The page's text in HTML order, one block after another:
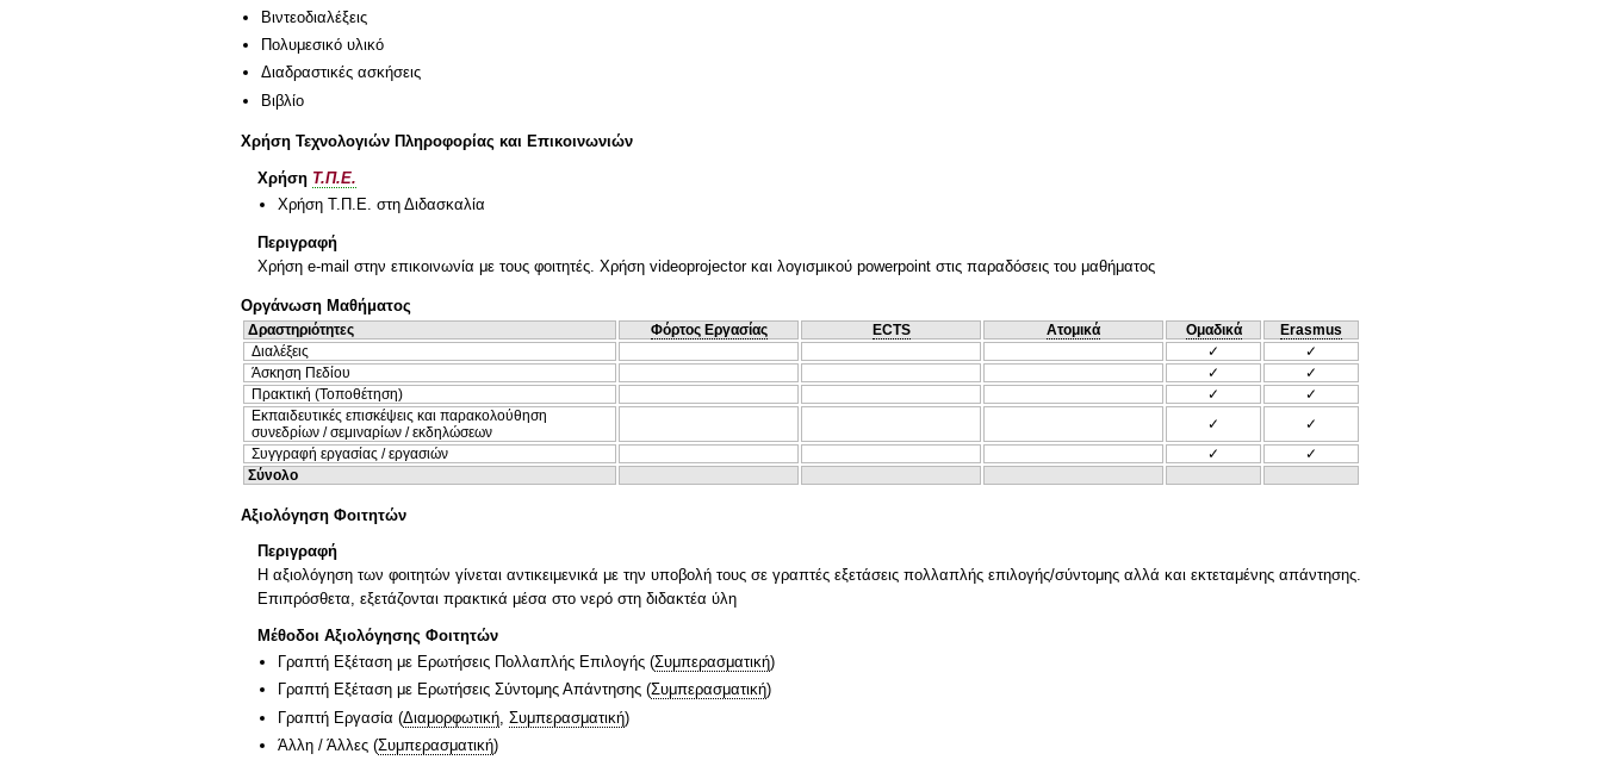
Βιντεοδιαλέξεις
Πολυμεσικό υλικό
Διαδραστικές ασκήσεις
Βιβλίο
Χρήση Τεχνολογιών Πληροφορίας και Επικοινωνιών
Χρήση Τ.Π.Ε.
Χρήση Τ.Π.Ε. στη Διδασκαλία
Περιγραφή
Χρήση e-mail στην επικοινωνία με τους φοιτητές. Χρήση videoprojector και λογισμικού powerpoint στις παραδόσεις του μαθήματος
Οργάνωση Μαθήματος
Δραστηριότητες Φόρτος Εργασίας ECTS Ατομικά Ομαδικά
Erasmus
Διαλέξεις
✓
✓
Άσκηση Πεδίου
✓
✓
Πρακτική (Τοποθέτηση)
✓
✓
Εκπαιδευτικές επισκέψεις και παρακολούθηση
συνεδρίων / σεμιναρίων / εκδηλώσεων
✓
✓
Συγγραφή εργασίας / εργασιών
✓
✓
Σύνολο
Αξιολόγηση Φοιτητών
Περιγραφή
Η αξιολόγηση των φοιτητών γίνεται αντικειμενικά με την υποβολή τους σε γραπτές εξετάσεις πολλαπλής επιλογής/σύντομης αλλά και εκτεταμένης απάντησης.
Επιπρόσθετα, εξετάζονται πρακτικά μέσα στο νερό στη διδακτέα ύλη
Μέθοδοι Αξιολόγησης Φοιτητών
Γραπτή Εξέταση με Ερωτήσεις Πολλαπλής Επιλογής (Συμπερασματική)
Γραπτή Εξέταση με Ερωτήσεις Σύντομης Απάντησης (Συμπερασματική)
Γραπτή Εργασία (Διαμορφωτική Συμπερασματική)
Άλλη / Άλλες (Συμπερασματική)